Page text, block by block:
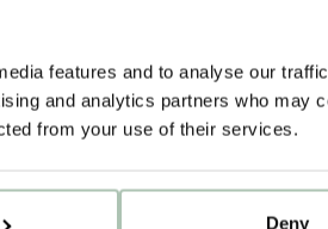
features and to analyse our
and analytics partners who may
from your use of their services.
Deny